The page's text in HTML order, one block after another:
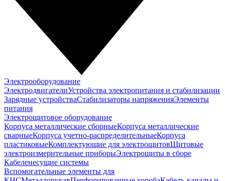
Электрооборудование
ЭлектродвигателиУстройства электропитания и стабилизации
Зарядные устройстваСтабилизаторы напряженияЭлементы
питания
Электрощитовое оборудование
Корпуса металлические сборныеКорпуса металлические
сварныеКорпуса учетно-распределительныеКорпуса
пластиковыеКомплектующие для электрощитовЩитовые
электроизмерительные приборыЭлектрощиты в сборе
Кабеленесущие системы
Вспомогательные элементы для